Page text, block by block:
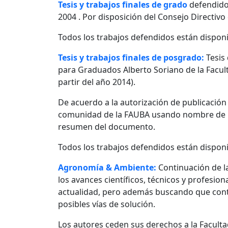
Tesis y trabajos finales de grado
2004 . Por disposición del Consejo
Todos los trabajos defendidos están
Tesis y trabajos finales de posgrado:
para Graduados Alberto Soriano de la
partir del año 2014).
De acuerdo a la autorización de
comunidad de la FAUBA usando nombre
resumen del documento.
Todos los trabajos defendidos están
Agronomía & Ambiente: Continuación de
los avances científicos, técnicos y
actualidad, pero además buscando que
posibles vías de solución.
Los autores ceden sus derechos a la